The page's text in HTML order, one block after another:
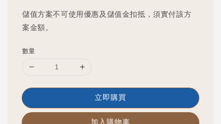
儲值方案不可使用優惠及儲值金扣抵，須實付該方
案金額。
數量
立即購買
加入購物車